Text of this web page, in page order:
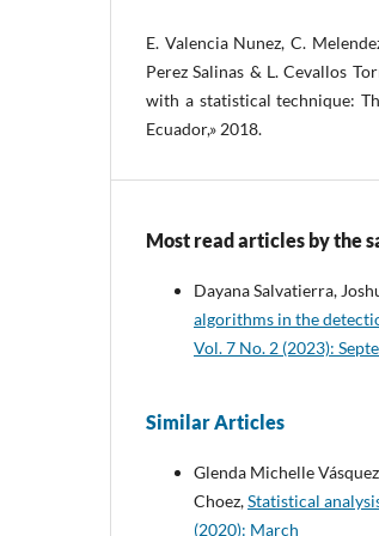
E. Valencia Nunez, C.
Perez Salinas & L. Cevallos
with a statistical technique:
Ecuador,» 2018.
Most read articles by the
Dayana Salvatierra,
algorithms in the
Vol. 7 No. 2 (2023):
Similar Articles
Glenda Michelle
Choez,Statistical
(2020): March